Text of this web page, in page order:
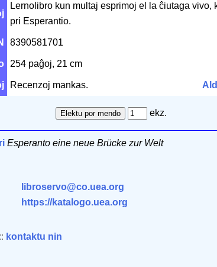
Lernolibro kun multaj esprimoj el la ĉiutaga vivo,
pri Esperantio.
8390581701
254 paĝoj, 21 cm
Recenzoj mankas.
ekz.
Esperanto eine neue Brücke zur Welt
libroservo@co.uea.org
https://katalogo.uea.org
:: kontaktu nin